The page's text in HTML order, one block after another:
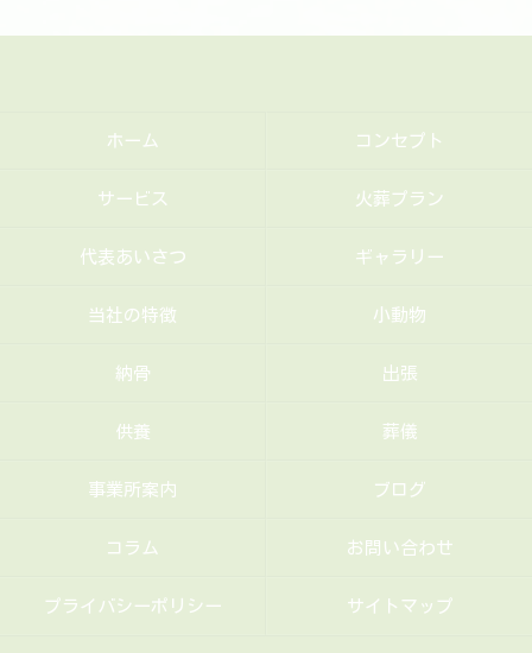
ホーム コンセプト
サービス 火葬プラン
代表あいさつ ギャラリー
当社の特徴 小動物
納骨 出張
供養 葬儀
事業所案内 ブログ
コラム お問い合わせ
プライバシーポリシー サイトマップ